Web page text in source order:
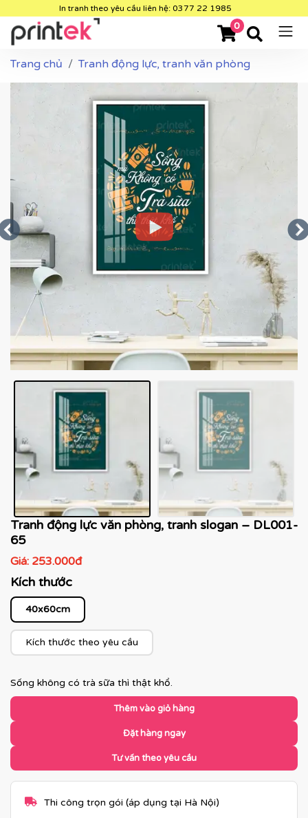
In tranh theo yêu cầu liên hệ: 0377 22 1985
0
Trang chủ Tranh động lực, tranh văn phòng
Tranh động lực văn phòng, tranh slogan – DL001-
65
Giá: 253.000đ
Kích thước
40x60cm
Kích thước theo yêu cầu
Sống không có trà sữa thì thật khổ.
Thêm vào giỏ hàng
Đặt hàng ngay
Tư vấn theo yêu cầu
Thi công trọn gói (áp dụng tại Hà Nội)